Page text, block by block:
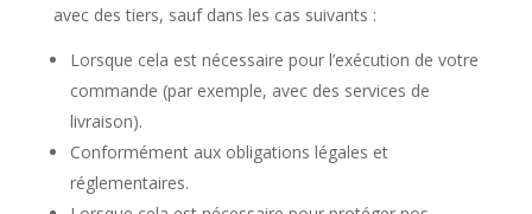
avec des tiers, sauf dans les cas suivants :
Lorsque cela est nécessaire pour l’exécution de votre
commande (par exemple, avec des services de
livraison).
Conformément aux obligations légales et
réglementaires.